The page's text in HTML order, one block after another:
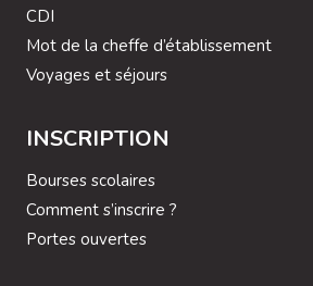
CDI
Mot de la cheffe d’établissement
Voyages et séjours
INSCRIPTION
Bourses scolaires
Comment s’inscrire ?
Portes ouvertes